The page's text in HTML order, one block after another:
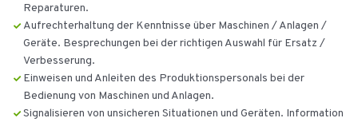
Reparaturen.
Aufrechterhaltung der Kenntnisse über Maschinen / Anlagen /
Geräte. Besprechungen bei der richtigen Auswahl für Ersatz /
Verbesserung.
Einweisen und Anleiten des Produktionspersonals bei der
Bedienung von Maschinen und Anlagen.
Signalisieren von unsicheren Situationen und Geräten. Information